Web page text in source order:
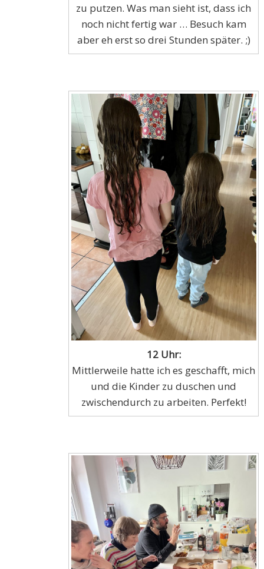
zu putzen. Was man sieht ist, dass ich
noch nicht fertig war … Besuch kam
aber eh erst so drei Stunden später. ;)
12 Uhr:
Mittlerweile hatte ich es geschafft, mich
und die Kinder zu duschen und
zwischendurch zu arbeiten. Perfekt!